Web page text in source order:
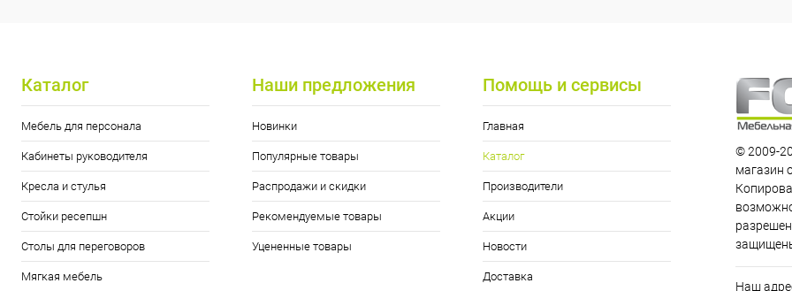
Каталог
Мебель для персонала
Кабинеты руководителя
Кресла и стулья
Стойки ресепшн
Столы для переговоров
Мягкая мебель
Наши предложения
Новинки
Популярные товары
Распродажи и скидки
Рекомендуемые товары
Уцененные товары
Помощь и сервисы
Главная
Каталог
Производители
Акции
Новости
Доставка
© 2009-
магазин
Наш